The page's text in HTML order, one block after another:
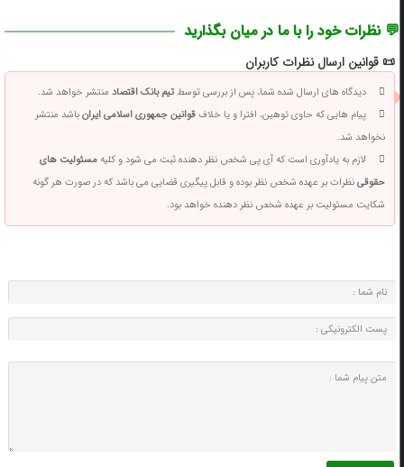
💬 نظرات خود را با ما در میان بگذارید
📜 قوانین ارسال نظرات کاربران
دیدگاه های ارسال شده شما، پس از بررسی توسطتیم بانک اقتصادمنتشر خواهد شد.
پیام هایی که حاوی توهین، افترا و یا خلافقوانین جمهوری اسلامی ایرانباشد منتشر
نخواهد شد.
لازم به یادآوری است که آی پی شخص نظر دهنده ثبت می شود و کلیهمسئولیت های
حقوقینظرات بر عهده شخص نظر بوده و قابل پیگیری قضایی می باشد که در صورت هر گونه
شکایت مسئولیت بر عهده شخص نظر دهنده خواهد بود.